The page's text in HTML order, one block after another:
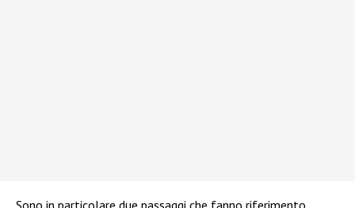
Sono in particolare due passaggi che fanno riferimento